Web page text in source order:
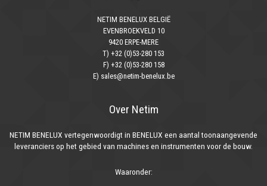
NETIM BENELUX BELGIË
EVENBROEKVELD 10
9420 ERPE-MERE
T) +32 (0)53-280 153
F) +32 (0)53-280 158
E) sales@netim-benelux.be
Over Netim
NETIM BENELUX vertegenwoordigt in BENELUX een aantal toonaangevende
leveranciers op het gebied van machines en instrumenten voor de bouw.
Waaronder: